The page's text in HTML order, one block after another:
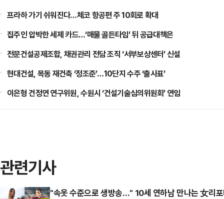
프라하 가기 쉬워진다…체코 항공편 주 10회로 확대
집주인 압박한 세제 카드…‘매물 골든타임’ 뒤 공급대책은
전문건설공제조합, 채권관리 전담 조직 ‘서부보상센터’ 신설
현대건설, 목동 재건축 ‘정조준’…10단지 수주 ‘출사표’
이은형 건정연 연구위원, 수원시 ‘건설기술심의위원회’ 연임
관련기사
"속옷 수준으로 생방송…" 10세 연하남 만나는 女리